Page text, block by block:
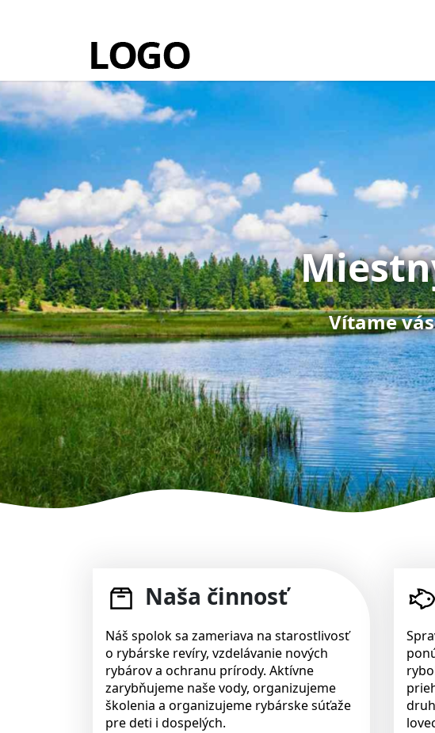
Vítame
Naša činnosť
Náš spolok sa zameriava na starostlivosť
o rybárske revíry, vzdelávanie nových
rybárov a ochranu prírody. Aktívne
zarybňujeme naše vody, organizujeme
školenia a organizujeme rybárske súťaže
pre deti i dospelých.